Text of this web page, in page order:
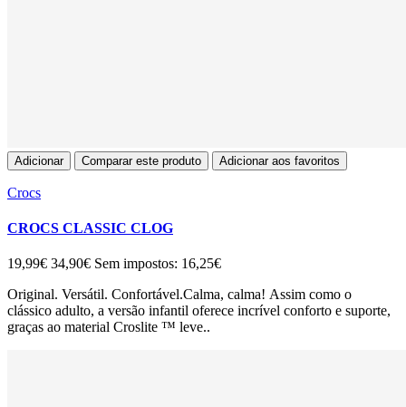
Adicionar Comparar este produto Adicionar aos favoritos
Crocs
CROCS CLASSIC CLOG
19,99€ 34,90€ Sem impostos: 16,25€
Original. Versátil. Confortável.Calma, calma! Assim como o
clássico adulto, a versão infantil oferece incrível conforto e suporte,
graças ao material Croslite ™ leve..